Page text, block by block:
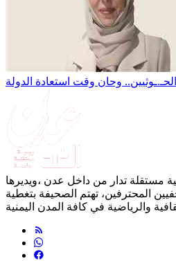
مستقلة تدار من داخل عدن ،ويديرها
المحترفين، تهتم الصحيفة بتغطية
والرياضية في كافة المدن اليمنية